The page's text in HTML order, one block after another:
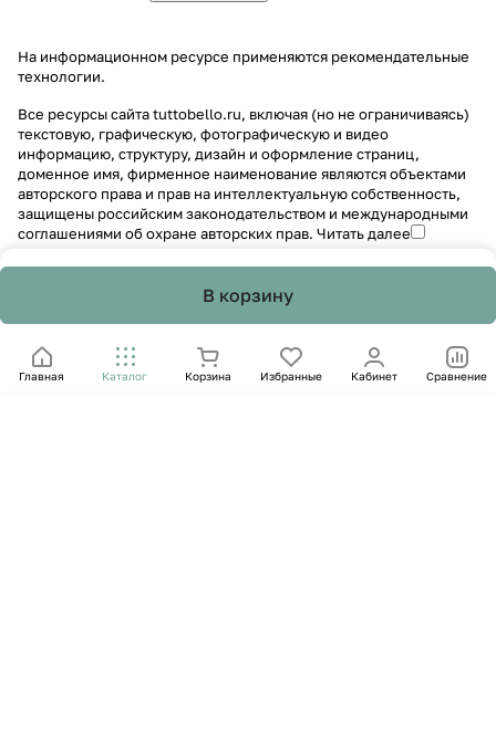
В корзину
Главная Каталог Корзина Избранные Кабинет Сравнение
На информационном ресурсе применяются рекомендательные
технологии.
Все ресурсы сайта tuttobello.ru, включая (но не ограничиваясь)
текстовую, графическую, фотографическую и видео
информацию, структуру, дизайн и оформление страниц,
доменное имя, фирменное наименование являются объектами
авторского права и прав на интеллектуальную собственность,
защищены российским законодательством и международными
соглашениями об охране авторских прав. Читать далее